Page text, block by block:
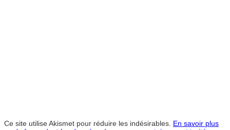
Ce site utilise Akismet pour réduire les indésirables. En savoir plus